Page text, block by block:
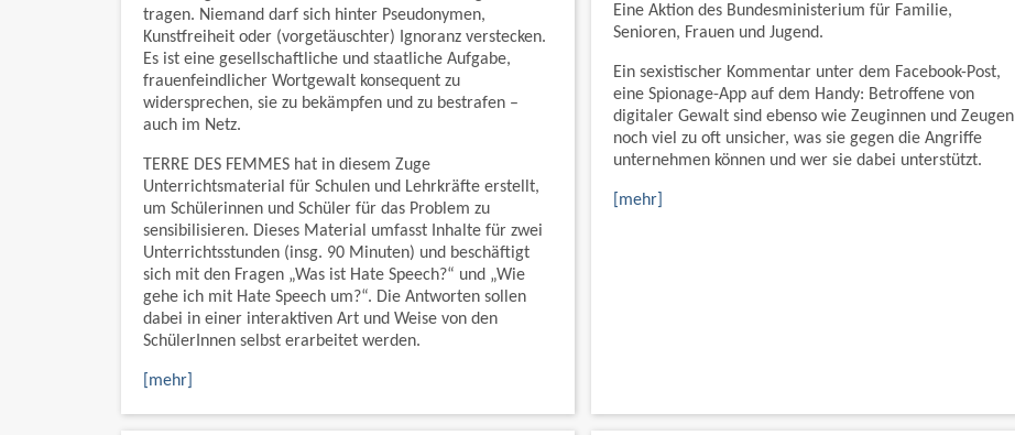
tragen. Niemand darf sich hinter Pseudonymen,
Kunstfreiheit oder (vorgetäuschter) Ignoranz verstecken.
Es ist eine gesellschaftliche und staatliche Aufgabe,
frauenfeindlicher Wortgewalt konsequent zu
widersprechen, sie zu bekämpfen und zu bestrafen –
auch im Netz.
TERRE DES FEMMES hat in diesem Zuge
Unterrichtsmaterial für Schulen und Lehrkräfte erstellt,
um Schülerinnen und Schüler für das Problem zu
sensibilisieren. Dieses Material umfasst Inhalte für zwei
Unterrichtsstunden (insg. 90 Minuten) und beschäftigt
sich mit den Fragen „Was ist Hate Speech?“ und „Wie
gehe ich mit Hate Speech um?“. Die Antworten sollen
dabei in einer interaktiven Art und Weise von den
SchülerInnen selbst erarbeitet werden.
[mehr]
Eine Aktion des Bundesministerium für Familie,
Senioren, Frauen und Jugend.
Ein sexistischer Kommentar unter dem Facebook-Post,
eine Spionage-App auf dem Handy: Betroffene von
digitaler Gewalt sind ebenso wie Zeuginnen und Zeugen
noch viel zu oft unsicher, was sie gegen die Angriffe
unternehmen können und wer sie dabei unterstützt.
[mehr]